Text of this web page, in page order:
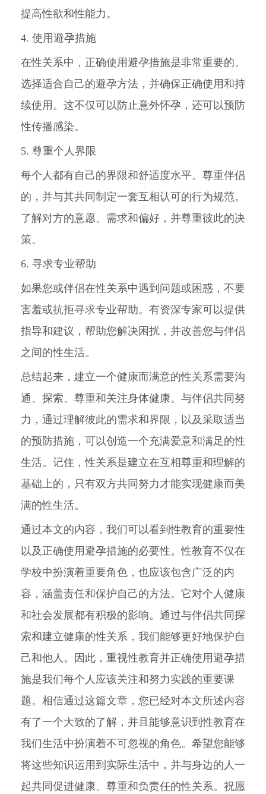
提高性欲和性能力。
4. 使用避孕措施
在性关系中，正确使用避孕措施是非常重要的。
选择适合自己的避孕方法，并确保正确使用和持
续使用。这不仅可以防止意外怀孕，还可以预防
性传播感染。
5. 尊重个人界限
每个人都有自己的界限和舒适度水平。尊重伴侣
的，并与其共同制定一套互相认可的行为规范。
了解对方的意愿、需求和偏好，并尊重彼此的决
策。
6. 寻求专业帮助
如果您或伴侣在性关系中遇到问题或困惑，不要
害羞或抗拒寻求专业帮助。有资深专家可以提供
指导和建议，帮助您解决困扰，并改善您与伴侣
之间的性生活。
总结起来，建立一个健康而满意的性关系需要沟
通、探索、尊重和关注身体健康。与伴侣共同努
力，通过理解彼此的需求和界限，以及采取适当
的预防措施，可以创造一个充满爱意和满足的性
生活。记住，性关系是建立在互相尊重和理解的
基础上的，只有双方共同努力才能实现健康而美
满的性生活。
通过本文的内容，我们可以看到性教育的重要性
以及正确使用避孕措施的必要性。性教育不仅在
学校中扮演着重要角色，也应该包含广泛的内
容，涵盖责任和保护自己的方法。它对个人健康
和社会发展都有积极的影响。通过与伴侣共同探
索和建立健康的性关系，我们能够更好地保护自
己和他人。因此，重视性教育并正确使用避孕措
施是我们每个人应该关注和努力实践的重要课
题。相信通过这篇文章，您已经对本文所述内容
有了一个大致的了解，并且能够意识到性教育在
我们生活中扮演着不可忽视的角色。希望您能够
将这些知识运用到实际生活中，并与身边的人一
起共同促进健康、尊重和负责任的性关系。祝愿